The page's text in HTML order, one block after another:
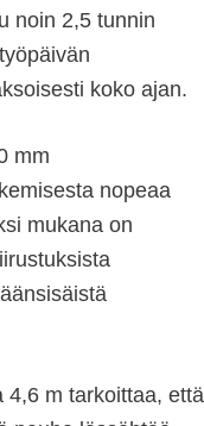
noin 2,5 tunnin
koko ajan.
mm
nopeaa
mukana on
4,6 m tarkoittaa, että